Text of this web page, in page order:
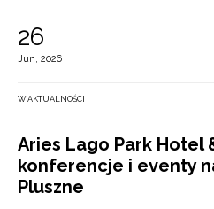
26
Jun, 2026
W AKTUALNOŚCI
Aries Lago Park Hotel
konferencje i eventy
Pluszne